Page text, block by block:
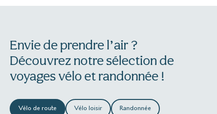
Envie de prendre l’air ?
Découvrez notre sélection de
voyages vélo et randonnée !
Vélo de route Vélo loisir Randonnée